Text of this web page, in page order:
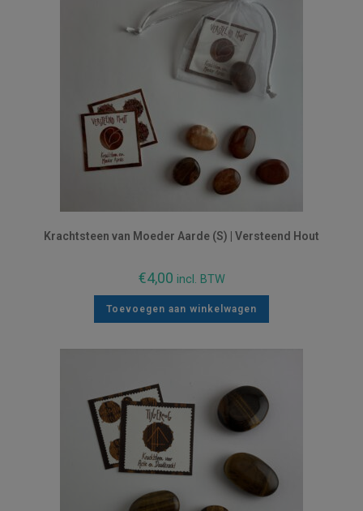
Krachtsteen van Moeder Aarde (S) | Versteend Hout
€4,00 incl. BTW
Toevoegen aan winkelwagen